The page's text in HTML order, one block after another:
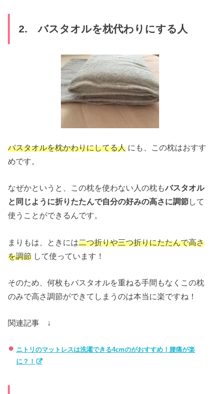
2. バスタオルを枕代わりにする人
バスタオルを枕かわりにしてる人 にも、この枕はおすす
めです。
なぜかというと、この枕を使わない人の枕もバスタオル
と同じように折りたたんで自分の好みの高さに調節して
使うことができるんです。
まりもは、ときには二つ折りや三つ折りにたたんで高さ
を調節 して使っています！
そのため、何枚もバスタオルを重ねる手間もなくこの枕
のみで高さ調節ができてしまうのは本当に楽ですね！
関連記事 ↓
ニトリのマットレスは洗濯できる4cmのがおすすめ！腰痛が楽
に？！